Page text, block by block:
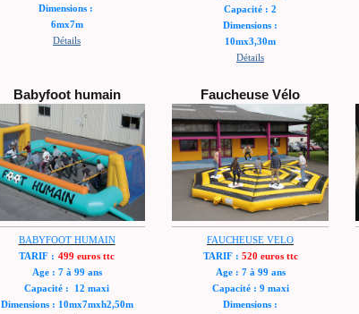
Dimensions :
6mx7m
Détails
Capacité : 2
Dimensions :
10mx3,30m
Détails
Babyfoot humain
BABYFOOT HUMAIN
TARIF : 499 euros ttc
Age : 7 à 99 ans
Capacité : 12 maxi
Dimensions : 10mx7mxh2,50m
Faucheuse Vélo
FAUCHEUSE VELO
TARIF : 520 euros ttc
Age : 7 à 99 ans
Capacité : 9 maxi
Dimensions :